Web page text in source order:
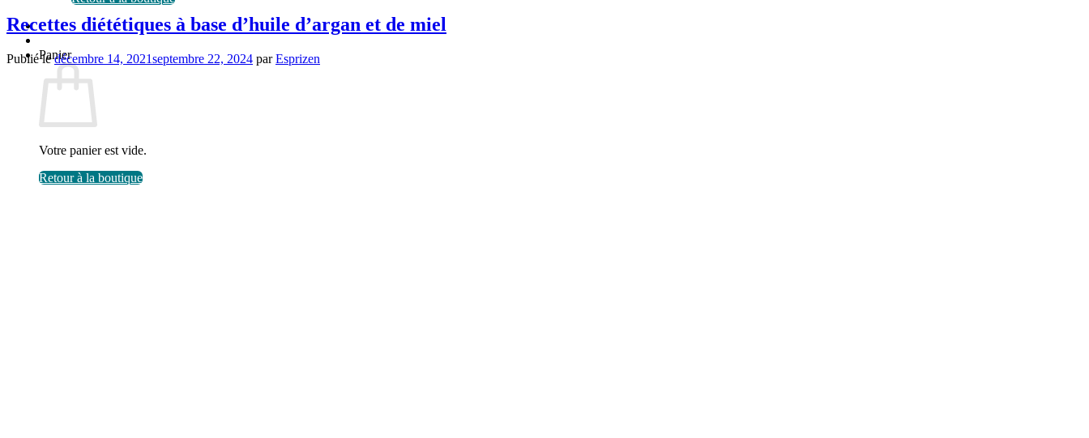
Panier
Votre panier est vide.
Retour à la boutique
Recettes diététiques à base d’huile d’argan et de miel
Publié ledécembre 14, 2021septembre 22, 2024 parEsprizen